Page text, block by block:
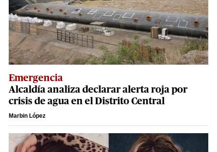
Emergencia
Alcaldía analiza declarar alerta roja por
crisis de agua en el Distrito Central
Marbin López